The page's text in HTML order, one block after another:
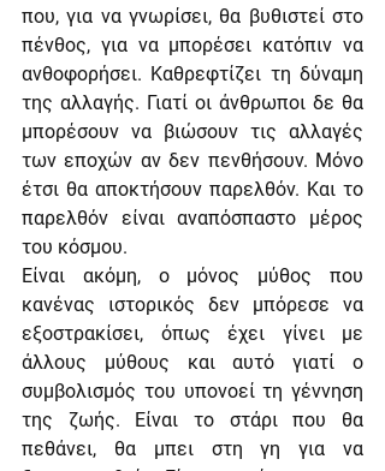
που, για να γνωρίσει, θα βυθιστεί στο
πένθος, για να μπορέσει κατόπιν να
ανθοφορήσει. Καθρεφτίζει τη δύναμη
της αλλαγής. Γιατί οι άνθρωποι δε θα
μπορέσουν να βιώσουν τις αλλαγές
των εποχών αν δεν πενθήσουν. Μόνο
έτσι θα αποκτήσουν παρελθόν. Και το
παρελθόν είναι αναπόσπαστο μέρος
του κόσμου.
Είναι ακόμη, ο μόνος μύθος που
κανένας ιστορικός δεν μπόρεσε να
εξοστρακίσει, όπως έχει γίνει με
άλλους μύθους και αυτό γιατί ο
συμβολισμός του υπονοεί τη γέννηση
της ζωής. Είναι το στάρι που θα
πεθάνει, θα μπει στη γη για να